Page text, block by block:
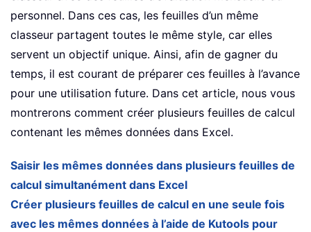
personnel. Dans ces cas, les feuilles d’un même
classeur partagent toutes le même style, car elles
servent un objectif unique. Ainsi, afin de gagner du
temps, il est courant de préparer ces feuilles à l’avance
pour une utilisation future. Dans cet article, nous vous
montrerons comment créer plusieurs feuilles de calcul
contenant les mêmes données dans Excel.
Saisir les mêmes données dans plusieurs feuilles de
calcul simultanément dans Excel
Créer plusieurs feuilles de calcul en une seule fois
avec les mêmes données à l’aide de Kutools pour